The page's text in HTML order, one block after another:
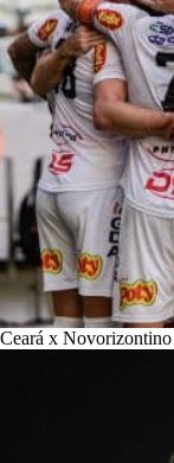
Ceará x Novorizontino